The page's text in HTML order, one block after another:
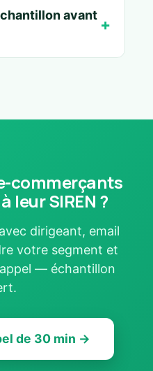
avant
commerçants
leur SIREN ?
dirigeant, email
votre segment et
— échantillon
de 30 min →